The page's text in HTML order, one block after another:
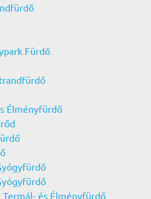
Fürdő
Élményfürdő
Termál- és Élményfürdő